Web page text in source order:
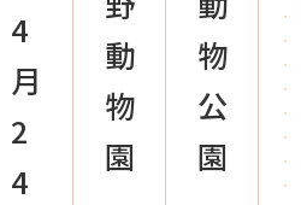
4
月
2
4
動
物
園
物
公
園